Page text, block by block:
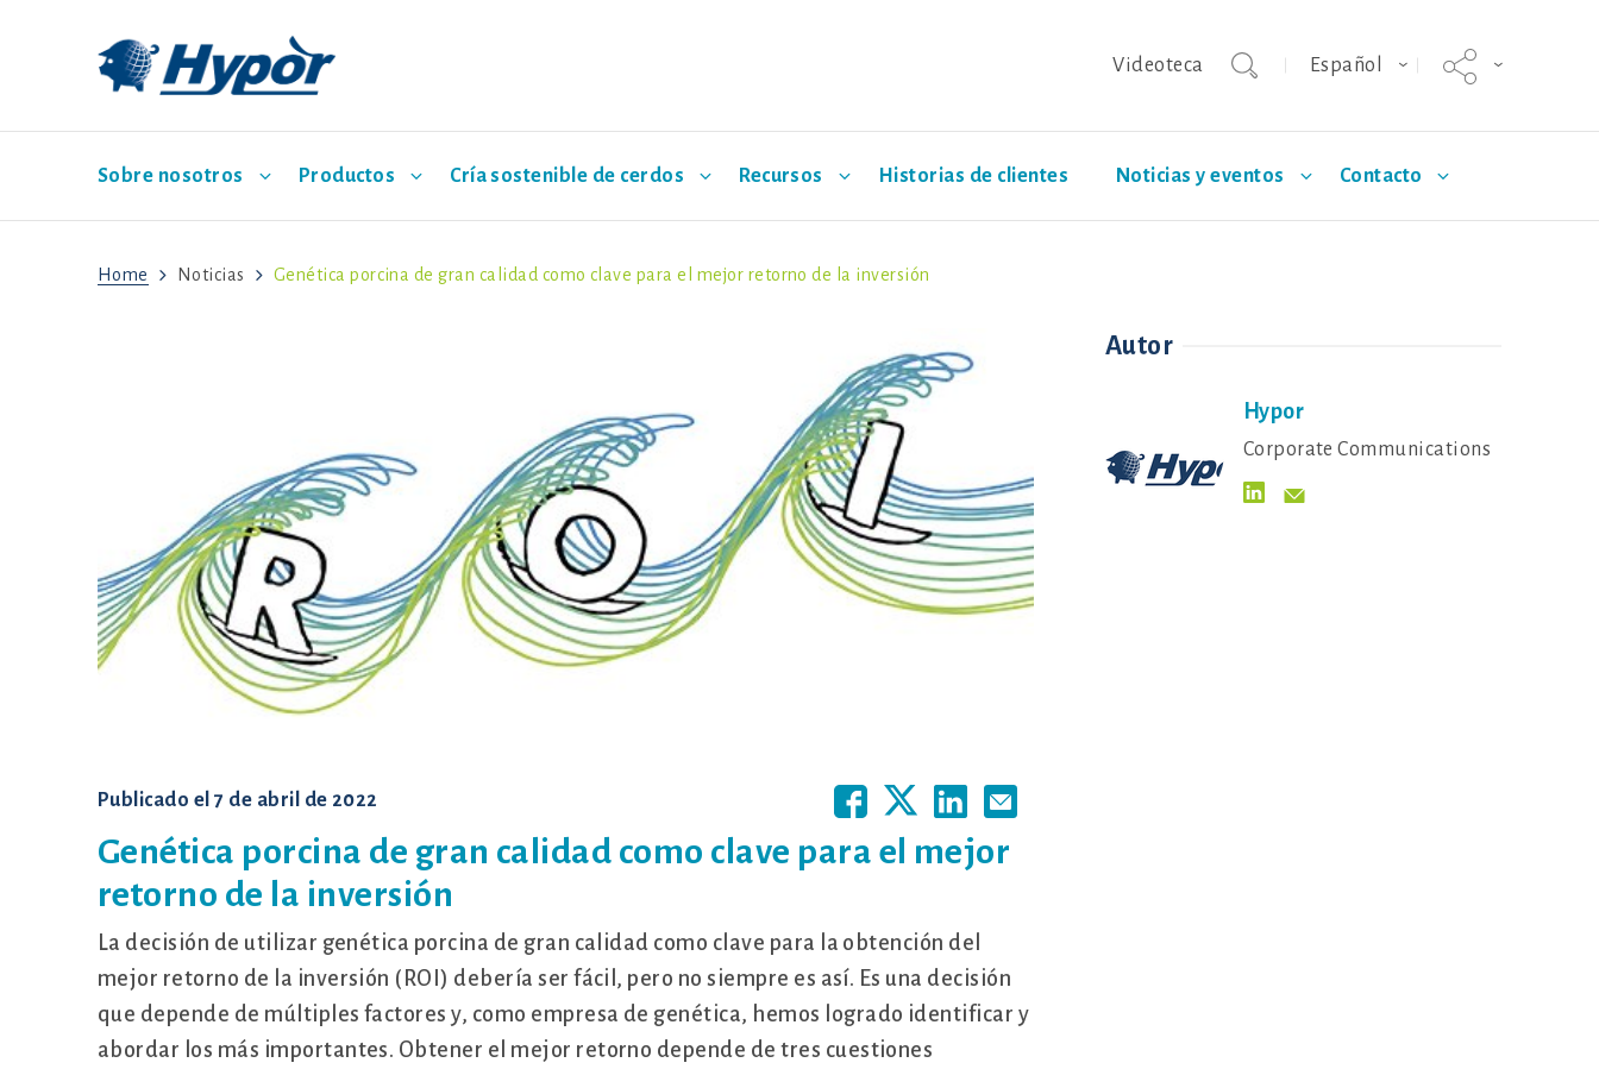
Videoteca Español
Sobre nosotros Productos Cría sostenible de cerdos Recursos
Nutrición
App de apoyo al sector porcino
Historias de clientes Noticias y eventos Contacto
Home Noticias Genética porcina de gran calidad como clave para el mejor retorno de la inversión
Publicado el7 de abril de 2022
Genética porcina de gran calidad como clave para el mejor
retorno de la inversión
La decisión de utilizar genética porcina de gran calidad como clave para la obtención del
mejor retorno de la inversión (ROI) debería ser fácil, pero no siempre es así. Es una decisión
que depende de múltiples factores y, como empresa de genética, hemos logrado identificar y
abordar los más importantes. Obtener el mejor retorno depende de tres cuestiones
Autor
Hypor
Corporate Communications